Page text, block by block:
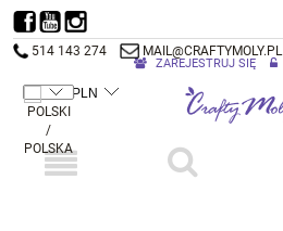
514 143 274 MAIL@CRAFTYMOLY.PL
ZAREJESTRUJ SIĘ